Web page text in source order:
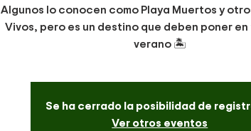
Algunos lo conocen como Playa Muertos y
Vivos, pero es un destino que deben poner
verano 🏝
Se ha cerrado la posibilidad de
Ver otros eventos